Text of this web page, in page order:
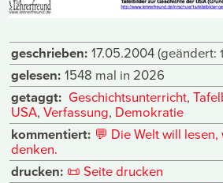
geschrieben: 17.05.2004(geändert:
gelesen: 1548 mal in 2026
getaggt: Geschichtsunterricht,
USA,Verfassung, Demokratie
kommentiert: 💬 Die Welt will lesen,
denken.
drucken: 📜 Seite drucken